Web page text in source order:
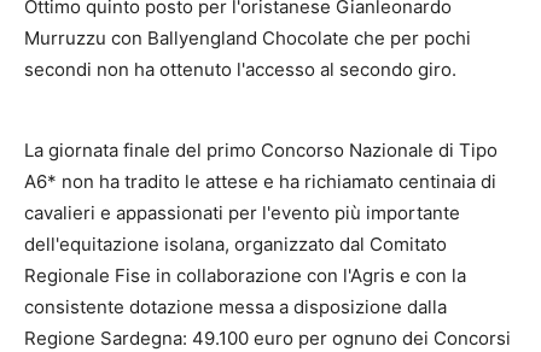
Ottimo quinto posto per l'oristanese Gianleonardo
Murruzzu con Ballyengland Chocolate che per pochi
secondi non ha ottenuto l'accesso al secondo giro.
La giornata finale del primo Concorso Nazionale di Tipo
A6* non ha tradito le attese e ha richiamato centinaia di
cavalieri e appassionati per l'evento più importante
dell'equitazione isolana, organizzato dal Comitato
Regionale Fise in collaborazione con l'Agris e con la
consistente dotazione messa a disposizione dalla
Regione Sardegna: 49.100 euro per ognuno dei Concorsi